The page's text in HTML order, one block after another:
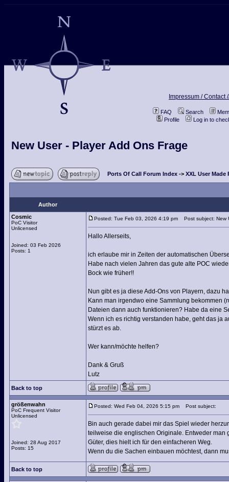
Impressum / Contact
FAQ Search
Profile
Log in to
New User - Player Add Ons Frage
Ports Of Call Forum Index -> XXL User Made
Author
Cosmic
PoC Visitor
Unlicensed
Joined: 03 Feb 2026
Posts: 1
Posted: Tue Feb 03, 2026 4:19 pm Post subject: New
Hallo Allerseits,
ich erlaube mir in Zeiten der automatischen
Habe nach vielen Jahren das gute alte POC
Bock wie früher!!
Nun gibt es ja diese Add-Ons von Playern, dazu
Kann man irgendwo eine Sammlung bekommen
Dateien dann auch funktionieren? Habe da eine
Wenn ich es richtig verstanden habe, geht das ja
stürzt es ab.
Wer kann/möchte helfen?
Dank & Gruß
Lutz
Back to top
größenwahn
PoC Frequent Visitor
Unlicensed
Joined: 28 Aug 2017
Posts: 15
Posted: Wed Feb 04, 2026 5:15 pm Post subject:
Bin auch gerade dabei mir das Spiel wieder
teilweise die englischen Originale. Entweder man
Güter, dies hielt ich für den einfacheren Weg.
Wenn du die Sachen einbauen möchtest, dann
Back to top